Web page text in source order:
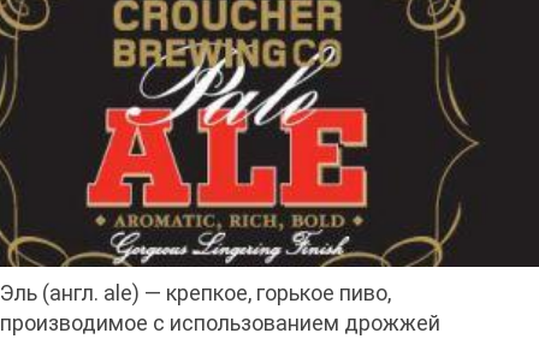
Эль (англ. ale) — крепкое, горькое пиво,
производимое с использованием дрожжей